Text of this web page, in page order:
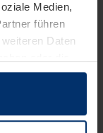
Medien,
führen
Daten
gesammelt